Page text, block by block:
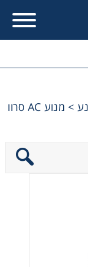
>
מנוע AC סרוו